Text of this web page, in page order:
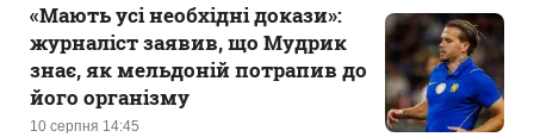
10 серпня 14:45
«Мають усі необхідні докази»:
журналіст заявив, що Мудрик
знає, як мельдоній потрапив до
його організму